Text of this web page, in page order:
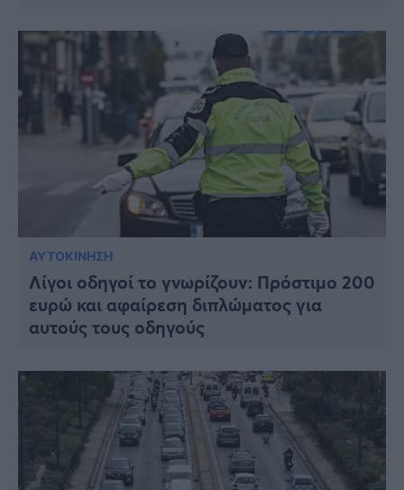
ΑΥΤΟΚΙΝΗΣΗ
Λίγοι οδηγοί το γνωρίζουν: Πρόστιμο 200
ευρώ και αφαίρεση διπλώματος για
αυτούς τους οδηγούς